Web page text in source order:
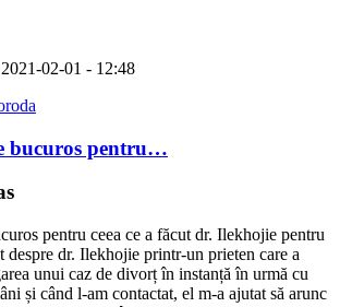
02-01 - 12:48
bucuros pentru…
pentru ceea ce a făcut dr. Ilekhojie pentru
despre dr. Ilekhojie printr-un prieten care a
unui caz de divorț în instanță în urmă cu
și când l-am contactat, el m-a ajutat să arunc